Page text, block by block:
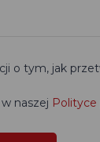
o tym, jak
naszej Polityce